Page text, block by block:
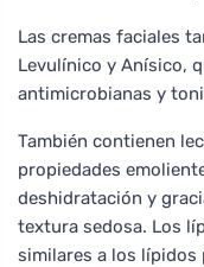
Las cremas faciales
Levulínico y Anísico,
antimicrobianas y
También contienen
propiedades
deshidratación y
textura sedosa. Los
similares a los